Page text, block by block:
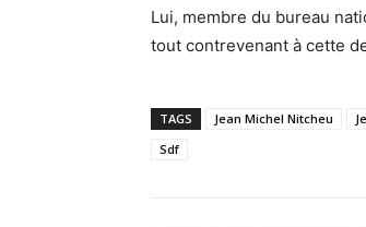
Lui, membre du bureau
tout contrevenant à cette
TAGS Jean Michel Nitcheu
Sdf